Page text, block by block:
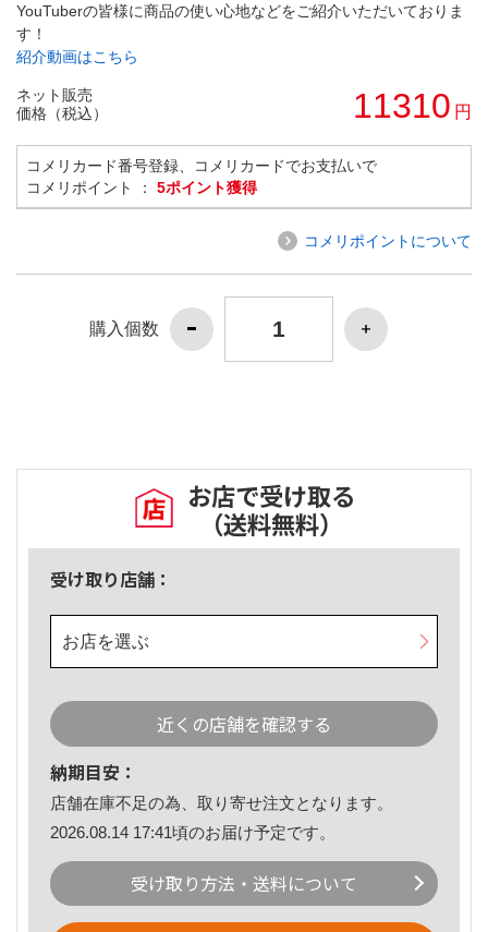
YouTuberの皆様に商品の使い心地などをご紹介いただいておりま
す！
紹介動画はこちら
ネット販売
価格（税込）
11310 円
コメリカード番号登録、コメリカードでお支払いで
コメリポイント ： 5ポイント獲得
コメリポイントについて
購入個数
お店で受け取る
（送料無料）
受け取り店舗：
お店を選ぶ
近くの店舗を確認する
納期目安：
店舗在庫不足の為、取り寄せ注文となります。
2026.08.14 17:41頃のお届け予定です。
受け取り方法・送料について